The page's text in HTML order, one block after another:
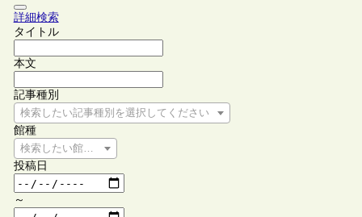
詳細検索
タイトル
本文
記事種別
検索したい記事種別を選択してください
館種
検索したい館種を選択してください
投稿日
～